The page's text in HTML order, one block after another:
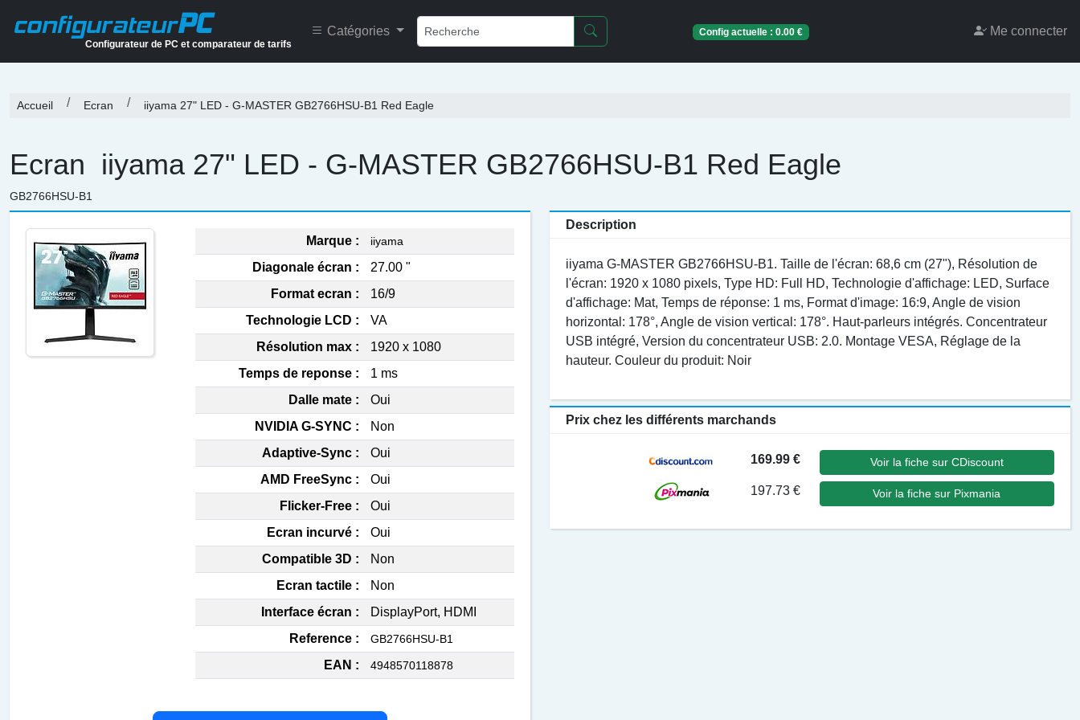
configurateurPC
Configurateur de PC et comparateur de tarifs
Catégories Config actuelle :0.00 € Me connecter
Accueil Ecran iiyama 27" LED - G-MASTER GB2766HSU-B1 Red Eagle
Ecran iiyama 27" LED - G-MASTER GB2766HSU-B1 Red Eagle
GB2766HSU-B1
Marque : iiyama
Diagonale écran :
27.00 "
Format ecran :
16/9
Technologie LCD :
VA
Résolution max :
1920 x 1080
Temps de reponse :
1 ms
Dalle mate :
Oui
NVIDIA G-SYNC :
Non
Adaptive-Sync :
Oui
AMD FreeSync :
Oui
Flicker-Free :
Oui
Ecran incurvé :
Oui
Compatible 3D :
Non
Ecran tactile :
Non
Interface écran :
DisplayPort, HDMI
Reference :
GB2766HSU-B1
EAN : 4948570118878
Description
iiyama G-MASTER GB2766HSU-B1. Taille de l'écran: 68,6 cm (27"), Résolution de
l'écran: 1920 x 1080 pixels, Type HD: Full HD, Technologie d'affichage: LED, Surface
d'affichage: Mat, Temps de réponse: 1 ms, Format d'image: 16:9, Angle de vision
horizontal: 178°, Angle de vision vertical: 178°. Haut-parleurs intégrés. Concentrateur
USB intégré, Version du concentrateur USB: 2.0. Montage VESA, Réglage de la
hauteur. Couleur du produit: Noir
Prix chez les différents marchands
169.99 € Voir la fiche sur CDiscount
197.73 € Voir la fiche sur Pixmania